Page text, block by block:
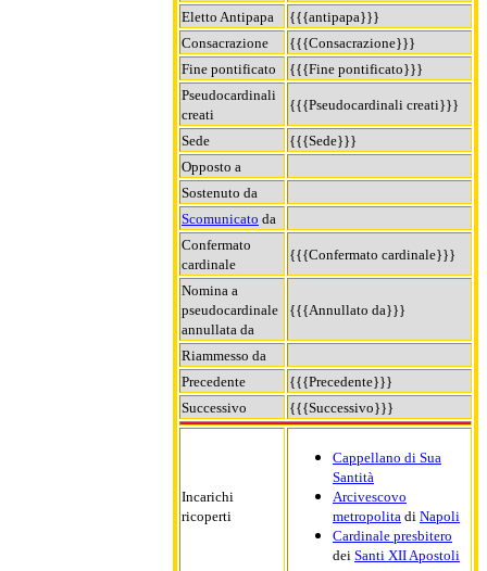
Eletto Antipapa
{{{antipapa}}}
Consacrazione
{{{Consacrazione}}}
Fine pontificato
{{{Fine pontificato}}}
Pseudocardinali
creati
{{{Pseudocardinali creati}}}
Sede
{{{Sede}}}
Opposto a
Sostenuto da
Scomunicato da
Confermato
cardinale
{{{Confermato cardinale}}}
Nomina a
pseudocardinale
annullata da
{{{Annullato da}}}
Riammesso da
Precedente
{{{Precedente}}}
Successivo
{{{Successivo}}}
Incarichi
ricoperti
Cappellano di Sua
Santità
Arcivescovo
metropolita di Napoli
Cardinale presbitero
dei Santi XII Apostoli